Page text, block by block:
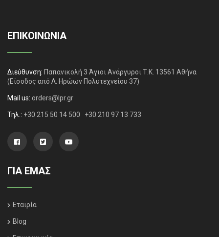
ΕΠΙΚΟΙΝΩΝΙΑ
Διεύθυνση: Παπανικολή 3 Άγιοι Ανάργυροι Τ.Κ. 13561 Αθήνα
(Είσοδος από Λ. Ηρώων Πολυτεχνείου 37)
Mail us: orders@lpr.gr
Τηλ.: +30 215 50 14 500 +30 210 97 13 733
ΓΙΑ ΕΜΑΣ
Εταιρία
Blog